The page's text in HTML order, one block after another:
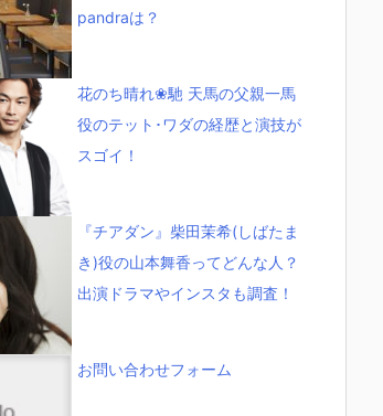
pandraは？
花のち晴れ❀馳 天馬の父親一馬
役のテット･ワダの経歴と演技が
スゴイ！
『チアダン』柴田茉希(しばたま
き)役の山本舞香ってどんな人？
出演ドラマやインスタも調査！
お問い合わせフォーム